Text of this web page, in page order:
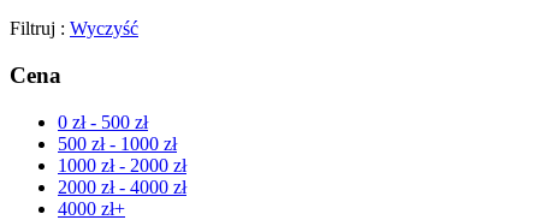
Filtruj : Wyczyść
Cena
0 zł - 500 zł
500 zł - 1000 zł
1000 zł - 2000 zł
2000 zł - 4000 zł
4000 zł+